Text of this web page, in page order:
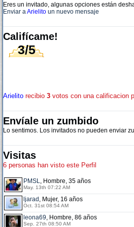
Eres un invitado, algunas opciones están
Enviar aArielito un nuevo mensaje
Califícame!
3/5
Arielito recibio 3 votos con una calificacion
Envíale un zumbido
Lo sentimos. Los invitados no pueden enviar
Visitas
6 personas han visto este Perfil
PMSL, Hombre, 35 años
May. 13th 07:22 AM
ljarad , Mujer, 16 años
Oct. 31st 08:54 AM
leona69, Hombre, 86 años
Sep. 27th 08:50 AM